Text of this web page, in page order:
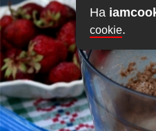
На
cookie.